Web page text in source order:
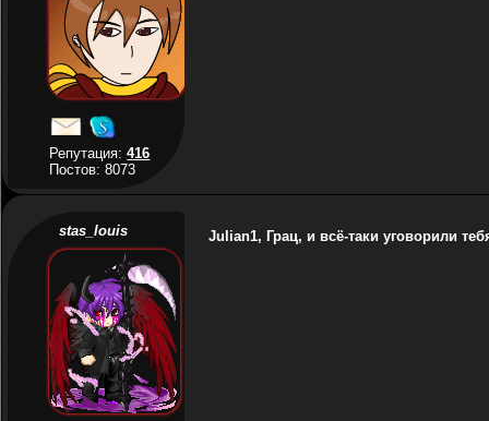
Репутация:416
Постов: 8073
stas_louis Julian1, Грац, и всё-таки уговорили